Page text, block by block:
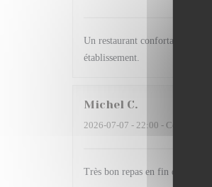
Un restaurant confortable, une
établissement.
Michel C
2026-07-07 - 22:00 - Couverts 2
Très bon repas en fin de